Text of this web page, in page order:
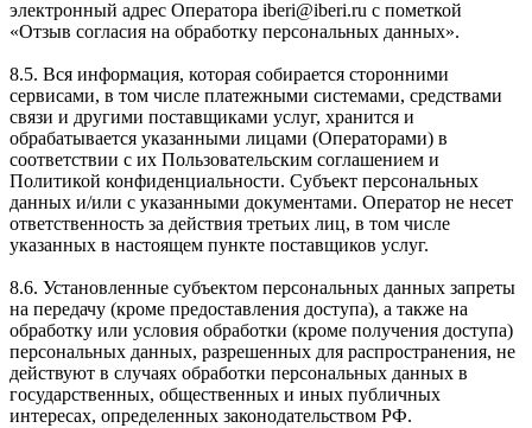
электронный адрес Оператора iberi@iberi.ru с пометкой
«Отзыв согласия на обработку персональных данных».
8.5. Вся информация, которая собирается сторонними
сервисами, в том числе платежными системами, средствами
связи и другими поставщиками услуг, хранится и
обрабатывается указанными лицами (Операторами) в
соответствии с их Пользовательским соглашением и
Политикой конфиденциальности. Субъект персональных
данных и/или с указанными документами. Оператор не несет
ответственность за действия третьих лиц, в том числе
указанных в настоящем пункте поставщиков услуг.
8.6. Установленные субъектом персональных данных запреты
на передачу (кроме предоставления доступа), а также на
обработку или условия обработки (кроме получения доступа)
персональных данных, разрешенных для распространения, не
действуют в случаях обработки персональных данных в
государственных, общественных и иных публичных
интересах, определенных законодательством РФ.